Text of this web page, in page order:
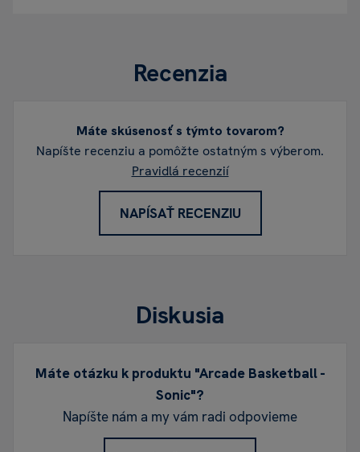
Recenzia
Máte skúsenosť s týmto tovarom?
Napíšte recenziu a pomôžte ostatným s výberom.
Pravidlá recenzií
NAPÍSAŤ RECENZIU
Diskusia
Máte otázku k produktu "Arcade Basketball -
Sonic"?
Napíšte nám a my vám radi odpovieme